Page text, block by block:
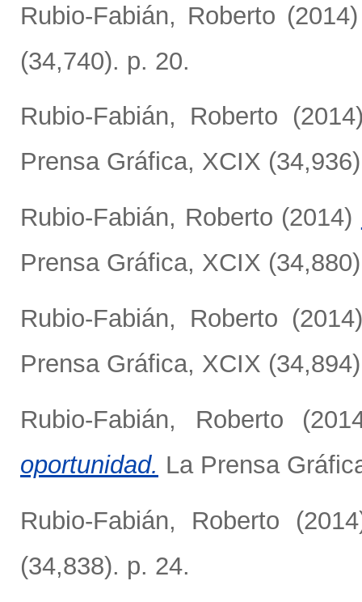
Rubio-Fabián, Roberto
(34,740). p. 20.
Rubio-Fabián, Roberto
Prensa Gráfica, XCIX
Rubio-Fabián, Roberto (2014)
Prensa Gráfica, XCIX
Rubio-Fabián, Roberto
Prensa Gráfica, XCIX
Rubio-Fabián, Roberto
oportunidad. La Prensa
Rubio-Fabián, Roberto
(34,838). p. 24.